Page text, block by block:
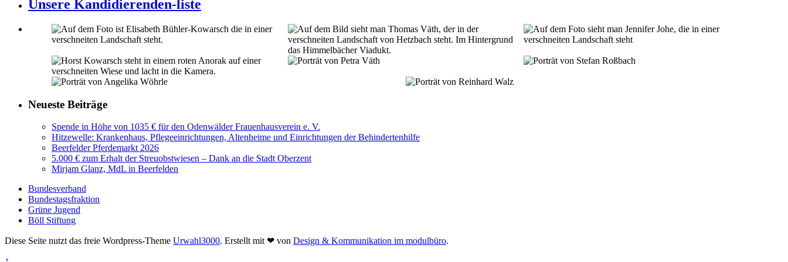
Unsere Kandidierenden-liste
Neueste Beiträge
Spende in Höhe von 1035 € für den Odenwälder Frauenhausverein e. V.
Hitzewelle: Krankenhaus, Pflegeeinrichtungen, Altenheime und Einrichtungen der Behindertenhilfe
Beerfelder Pferdemarkt 2026
5.000 € zum Erhalt der Streuobstwiesen – Dank an die Stadt Oberzent
Mirjam Glanz, MdL in Beerfelden
Bundesverband
Bundestagsfraktion
Grüne Jugend
Böll Stiftung
Diese Seite nutzt das freie Wordpress-Theme Urwahl3000. Erstellt mit ❤ von Design & Kommunikation im modulbüro.